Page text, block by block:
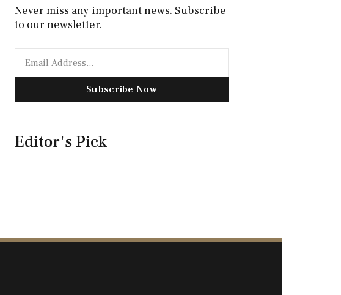
Never miss any important news. Subscribe
to our newsletter.
Subscribe Now
Editor's Pick